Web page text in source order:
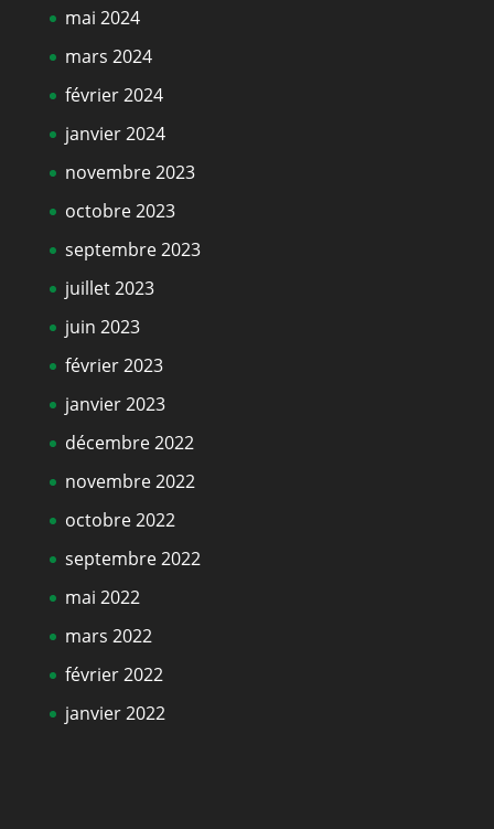
mai 2024
mars 2024
février 2024
janvier 2024
novembre 2023
octobre 2023
septembre 2023
juillet 2023
juin 2023
février 2023
janvier 2023
décembre 2022
novembre 2022
octobre 2022
septembre 2022
mai 2022
mars 2022
février 2022
janvier 2022